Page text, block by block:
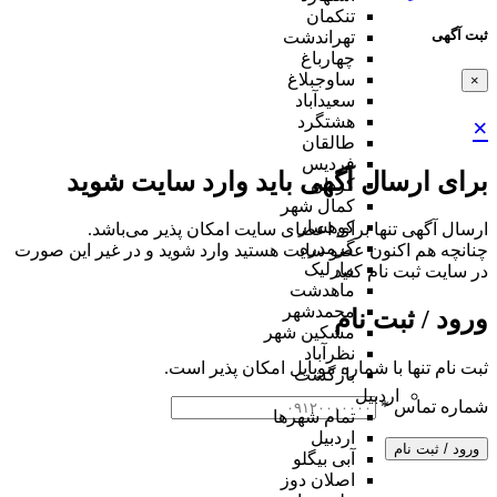
ثبت آگهی
×
×
برای ارسال آگهی باید وارد سایت شوید
ارسال آگهی تنها برای اعضای سایت امکان پذیر می‌باشد.
چنانچه هم‌ اکنون عضو سایت هستید وارد شوید و در غیر این صورت
در سایت ثبت نام کنید
ورود / ثبت نام
ثبت نام تنها با شماره موبایل امکان پذیر است.
شماره تماس*
ورود / ثبت نام
تنکمان
تهراندشت
چهارباغ
ساوجبلاغ
سعیدآباد
هشتگرد
طالقان
فردیس
کردان
کمال شهر
کوهسار
گرمدره
مارلیک
ماهدشت
محمدشهر
مشکین شهر
نظرآباد
بازگشت
اردبیل
تمام شهر‌ها
اردبیل
آبی بیگلو
اصلان دوز